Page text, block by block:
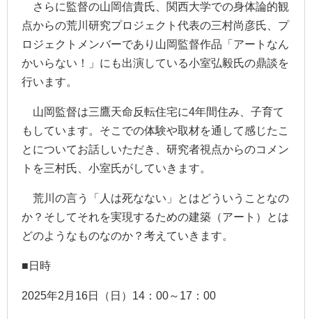
さらに監督の山岡信貴氏、関西大学での身体論的観
点からの荒川研究プロジェクト代表の三村尚彦氏、プ
ロジェクトメンバーであり山岡監督作品「アートなん
かいらない！」にも出演している小室弘毅氏の鼎談を
行います。
山岡監督は三鷹天命反転住宅に4年間住み、子育て
もしています。そこでの体験や取材を通して感じたこ
とについてお話しいただき、研究者視点からのコメン
トを三村氏、小室氏がしていきます。
荒川の言う「人は死なない」とはどういうことなの
か？そしてそれを実現するための建築（アート）とは
どのようなものなのか？考えていきます。
■日時
2025年2 月 16日（日）14： 00～ 17 ： 00